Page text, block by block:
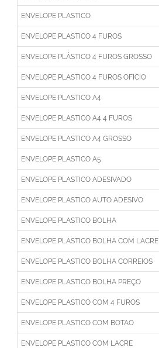
ENVELOPE PLASTICO
ENVELOPE PLASTICO 4 FUROS
ENVELOPE PLÁSTICO 4 FUROS GROSSO
ENVELOPE PLASTICO 4 FUROS OFICIO
ENVELOPE PLASTICO A4
ENVELOPE PLASTICO A4 4 FUROS
ENVELOPE PLASTICO A4 GROSSO
ENVELOPE PLASTICO A5
ENVELOPE PLASTICO ADESIVADO
ENVELOPE PLASTICO AUTO ADESIVO
ENVELOPE PLASTICO BOLHA
ENVELOPE PLASTICO BOLHA COM LACRE
ENVELOPE PLASTICO BOLHA CORREIOS
ENVELOPE PLASTICO BOLHA PREÇO
ENVELOPE PLASTICO COM 4 FUROS
ENVELOPE PLASTICO COM BOTAO
ENVELOPE PLASTICO COM LACRE